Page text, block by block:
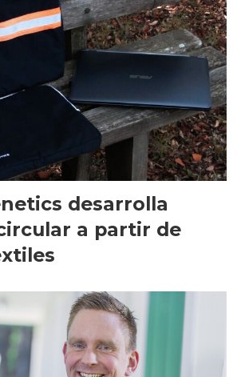
desarrolla
a partir de